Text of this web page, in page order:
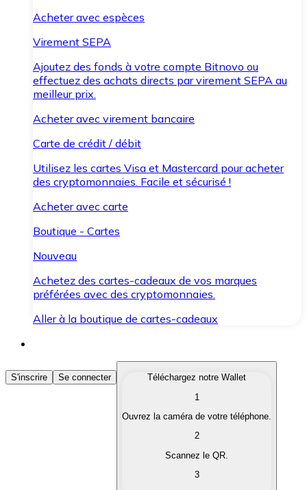
Acheter avec espèces
Virement SEPA
Ajoutez des fonds à votre compte Bitnovo ou
effectuez des achats directs par virement SEPA au
meilleur prix.
Acheter avec virement bancaire
Carte de crédit / débit
Utilisez les cartes Visa et Mastercard pour acheter
des cryptomonnaies. Facile et sécurisé !
Acheter avec carte
Boutique - Cartes
Nouveau
Achetez des cartes-cadeaux de vos marques
préférées avec des cryptomonnaies.
Aller à la boutique de cartes-cadeaux
Acheter des Cryptomonnaies
Achetez les cryptomonnaies qui vous intéressent
Convertissez vos cryptomonnaies en monnaie
S'inscrire Se connecter
Téléchargez notre Wallet
1
Ouvrez la caméra de votre téléphone.
2
Scannez le QR.
3